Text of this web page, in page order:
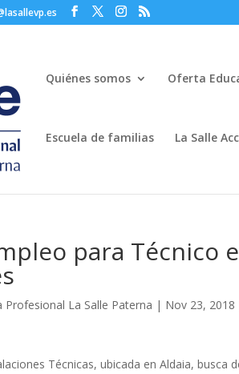
Quiénes somos Oferta
Escuela de familias La Salle
para Técnico
Profesional La Salle Paterna | Nov 23, 2018
Técnicas, ubicada en Aldaia, busca